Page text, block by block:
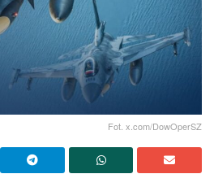
Fot. x.com/DowOperSZ